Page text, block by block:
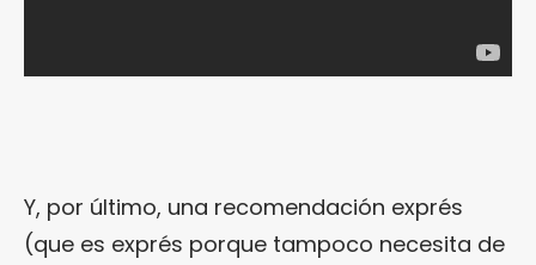
Y, por último, una recomendación exprés
(que es exprés porque tampoco necesita de